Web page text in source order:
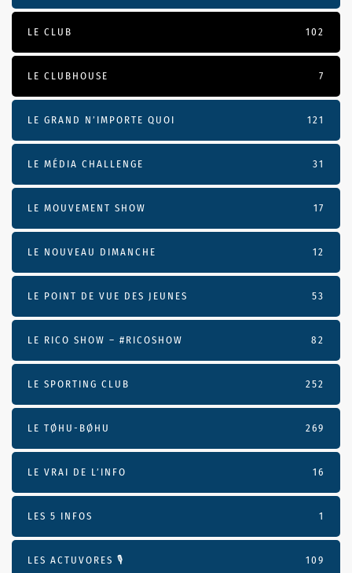
LE CLUB 102
LE CLUBHOUSE 7
LE GRAND N’IMPORTE QUOI 121
LE MÉDIA CHALLENGE 31
LE MOUVEMENT SHOW 17
LE NOUVEAU DIMANCHE 12
LE POINT DE VUE DES JEUNES 53
LE RICO SHOW – #RICOSHOW 82
LE SPORTING CLUB 252
LE TØHU-BØHU 269
LE VRAI DE L’INFO 16
LES 5 INFOS 1
LES ACTUVORES 🎙 109